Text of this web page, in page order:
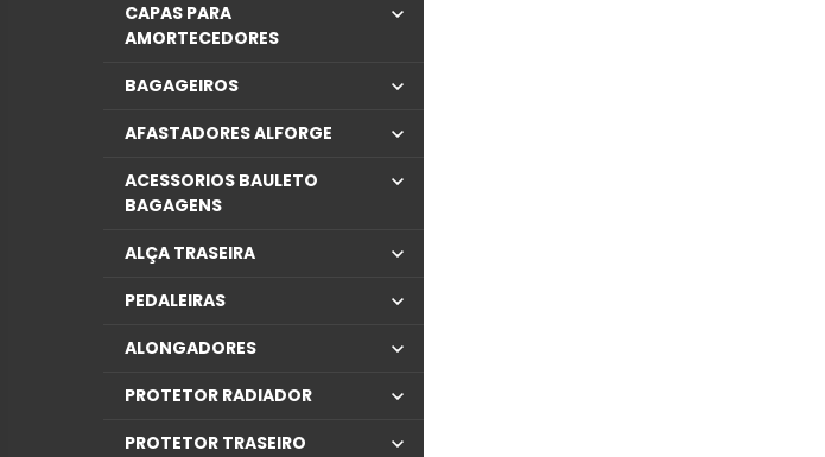
CAPAS PARA
AMORTECEDORES
BAGAGEIROS
AFASTADORES ALFORGE
ACESSORIOS BAULETO
BAGAGENS
ALÇA TRASEIRA
PEDALEIRAS
ALONGADORES
PROTETOR RADIADOR
PROTETOR TRASEIRO